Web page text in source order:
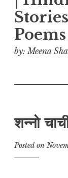
Poems
by: Meena
शन्नो
Posted on